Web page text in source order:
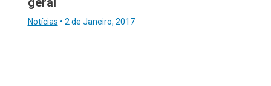
Notícias • 2 de Janeiro, 2017